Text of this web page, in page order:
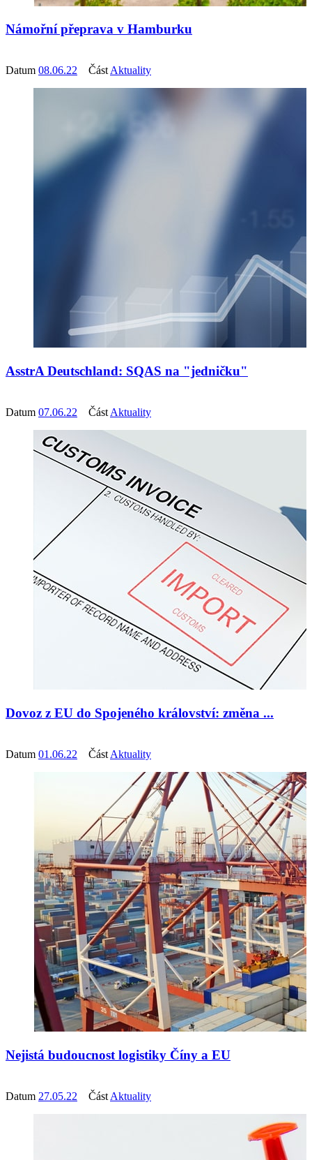
Námořní přeprava v Hamburku
Datum 08.06.22 Část Aktuality
AsstrA Deutschland: SQAS na "jedničku"
Datum 07.06.22 Část Aktuality
Dovoz z EU do Spojeného království: změna ...
Datum 01.06.22 Část Aktuality
Nejistá budoucnost logistiky Číny a EU
Datum 27.05.22 Část Aktuality